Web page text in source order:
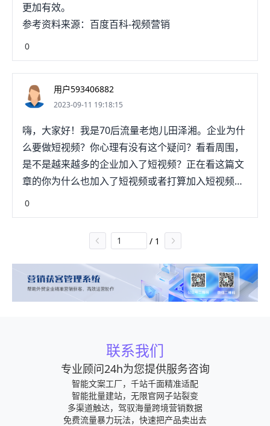
更加有效。
参考资料来源：百度百科-视频营销
0
用户593406882
2023-09-11 19:18:15
嗨，大家好！我是70后流量老炮儿田泽湘。企业为什
么要做短视频？你心理有没有这个疑问？看看周围，
是不是越来越多的企业加入了短视频？正在看这篇文
章的你为什么也加入了短视频或者打算加入短视频？
是因为短视频能带来更多流量？还是因为单纯地想要
想跟上时代的步伐？传统企业做短视频有三个原因：
短视频市场大、我们要扩大企业的传播范围、我们要
开拓企业的新领域。从互联网发展趋势来看，图文传
播赋予了每个人创办一份报纸的权利，而短视频直播
给了每个人创办电视台的权利。从用户层面来看，企
业利润最大化的关键在于我们输出企业文化、产品信
地找到适合企业的用户群和消费者，凯指搏对于每一
个逗前入局的企业盯祥都有平等的机会。企业做短视
频的九大好处：第一、用户量大：抖音有7亿日活跃
用户数量。第二、内贸外贸都适合，适应性强
（B2B/B2C/O2O、生产、加工、订做、工程、批
0
/ 1
联系我们
专业顾问24h为您提供服务咨询
智能文案工厂，千站千面精准适配
智能批量建站，无限官网子站裂变
多渠道触达，驾驭海量跨境营销数据
免费流量暴力玩法，快速把产品卖出去